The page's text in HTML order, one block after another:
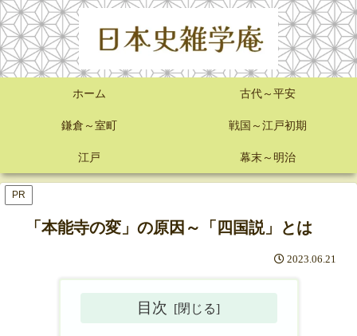
ホーム 古代～平安
鎌倉～室町 戦国～江戸初期
江戸 幕末～明治
PR
「本能寺の変」の原因～「四国説」とは
2023.06.21
目次